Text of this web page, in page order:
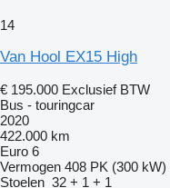
14
Van Hool EX15 High
€ 195.000 Exclusief BTW
Bus - touringcar
2020
422.000 km
Euro 6
Vermogen 408 PK (300 kW)
Stoelen 32 + 1 + 1